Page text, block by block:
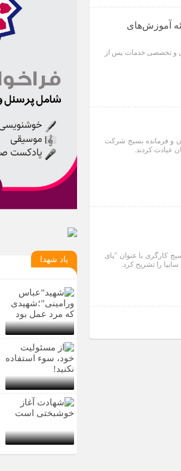
آموزش‌های
و تخصصی خدمات پس از
و فرمانده بسیج شرکت
بسیج کارگری با عنوان "پای
را تشریح کرد.
یاد شهدا